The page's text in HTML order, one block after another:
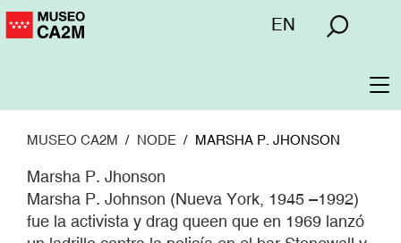
Pasar
Menú
EN
MUSEO CA2M NODE MARSHA P. JHONSON
Marsha P. Jhonson
Marsha P. Johnson (Nueva York, 1945 –1992)
fue la activista y drag queen que en 1969 lanzó